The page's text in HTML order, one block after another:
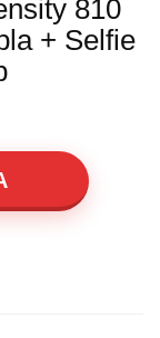
810
+ Selfie